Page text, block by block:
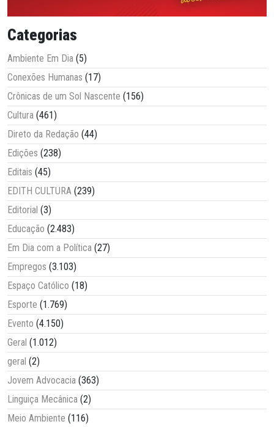
Categorias
Ambiente Em Dia (5)
Conexões Humanas (17)
Crônicas de um Sol Nascente (156)
Cultura (461)
Direto da Redação (44)
Edições (238)
Editais (45)
EDITH CULTURA (239)
Editorial (3)
Educação (2.483)
Em Dia com a Política (27)
Empregos (3.103)
Espaço Católico (18)
Esporte (1.769)
Evento (4.150)
Geral (1.012)
geral (2)
Jovem Advocacia (363)
Linguiça Mecânica (2)
Meio Ambiente (116)